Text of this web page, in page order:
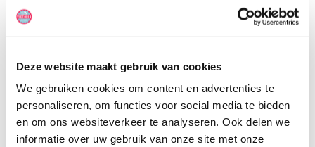
Deze website maakt gebruik van cookies
We gebruiken cookies om content en advertenties te
personaliseren, om functies voor social media te bieden
en om ons websiteverkeer te analyseren. Ook delen we
informatie over uw gebruik van onze site met onze
tweepersoonsbed en een elektrisch hefbed erboven, is deze
ruimtebesparende camper erg populair onder gezinnen van vier of